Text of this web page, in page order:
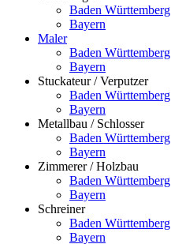
Baden Württemberg
Bayern
Maler
Baden Württemberg
Bayern
Stuckateur / Verputzer
Baden Württemberg
Bayern
Metallbau / Schlosser
Baden Württemberg
Bayern
Zimmerer / Holzbau
Baden Württemberg
Bayern
Schreiner
Baden Württemberg
Bayern